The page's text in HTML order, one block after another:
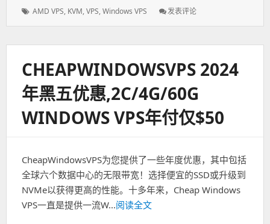
于：
标
AMD VPS, KVM,VPS,Windows VPS 发表评论
AMD
1C/2G/20G/2T
付
9.95
欧，
免
照
+免
备
CHEAPWINDOWSVPS 2024
年黑五优惠,2C/4G/60G
WINDOWS VPS年付仅$50
CheapWindowsVPS为您提供了一些年度优惠，其中包括
全球六个数据中心的无限带宽！选择便宜的SSD或升级到
NVMe以获得更高的性能。十多年来，Cheap Windows
VPS一直是提供一流W...阅读全文